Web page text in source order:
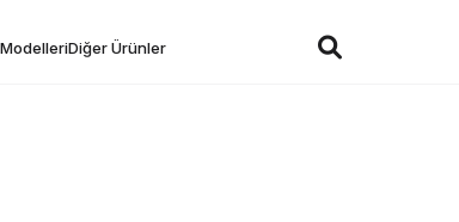
Diğer Ürünler